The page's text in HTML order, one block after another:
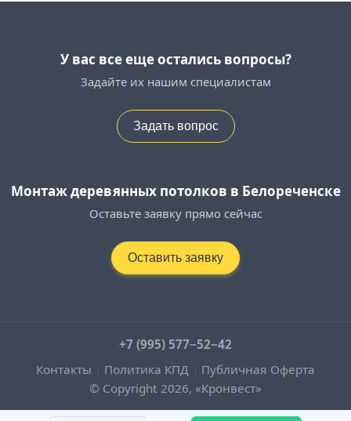
У вас все еще остались вопросы?
Задайте их нашим специалистам
Задать вопрос
Монтаж деревянных потолков в Белореченске
Оставьте заявку прямо сейчас
Оставить заявку
© Copyright 2026, «Кронвест»
+7 (995) 577−52−42
Контакты
Политика КПД Публичная Оферта